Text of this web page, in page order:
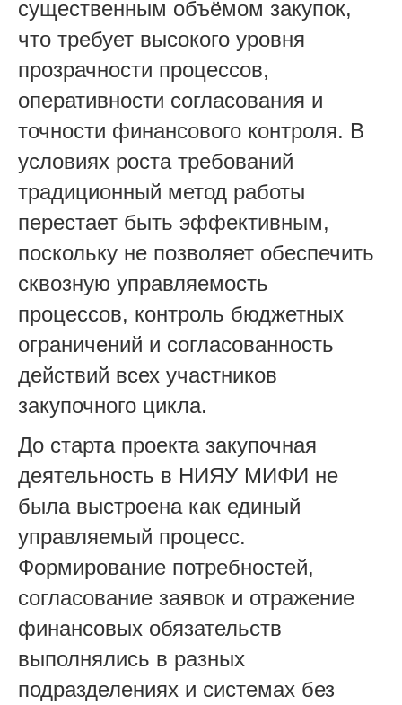
существенным объёмом закупок,
что требует высокого уровня
прозрачности процессов,
оперативности согласования и
точности финансового контроля. В
условиях роста требований
традиционный метод работы
перестает быть эффективным,
поскольку не позволяет обеспечить
сквозную управляемость
процессов, контроль бюджетных
ограничений и согласованность
действий всех участников
закупочного цикла.
До старта проекта закупочная
деятельность в НИЯУ МИФИ не
была выстроена как единый
управляемый процесс.
Формирование потребностей,
согласование заявок и отражение
финансовых обязательств
выполнялись в разных
подразделениях и системах без